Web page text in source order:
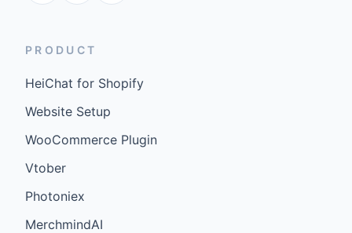
PRODUCT
HeiChat for Shopify
Website Setup
WooCommerce Plugin
Vtober
Photoniex
MerchmindAI